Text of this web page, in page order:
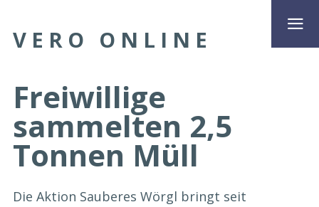
VERO ONLINE
Freiwillige
sammelten 2,5
Tonnen Müll
Die Aktion Sauberes Wörgl bringt seit